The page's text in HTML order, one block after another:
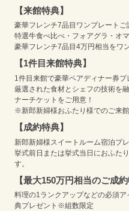
【来館特典】
豪華フレンチ7品目ワンプレートご
特選牛食べ比べ・フォアグラ・オ
豪華フレンチ7品目4万円相当をワ
【1件目来館特典】
1件目来館で豪華ペアディナー券プ
厳選された食材とシェフの技術を
ナーチケットをご用意！
※新郎新婦様おふたり様でのご来
【成約特典】
新郎新婦様スイートルーム宿泊プ
挙式前日または挙式当日におふた
す。
【最大150万円相当のご成約
料理の1ランクアップなどの必須
典プレゼント※組数限定